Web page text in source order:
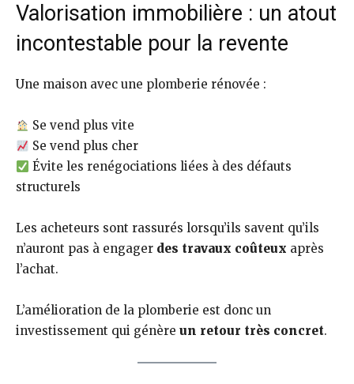
Valorisation immobilière : un atout
incontestable pour la revente
Une maison avec une plomberie rénovée :
Se vend plus vite
Se vend plus cher
Évite les renégociations liées à des défauts
structurels
Les acheteurs sont rassurés lorsqu’ils savent qu’ils
n’auront pas à engager des travaux coûteux après
l’achat.
L’amélioration de la plomberie est donc un
investissement qui génère un retour très concret.